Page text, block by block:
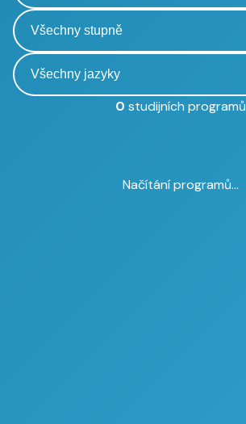
0 studijních programů
Načítání programů...